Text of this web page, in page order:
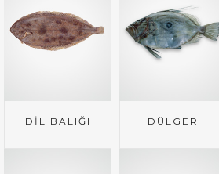
DİL BALIĞI DÜLGER